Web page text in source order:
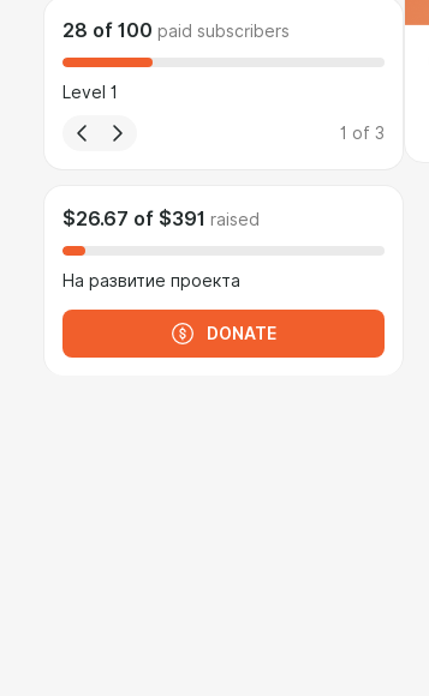
28 of 100 paid subscribers
Level 1
1 of 3
$26.67 of $391 raised
На развитие проекта
DONATE